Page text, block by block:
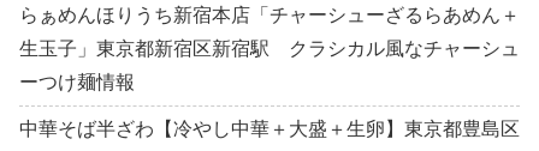
らぁめんほりうち新宿本店「チャーシューざるらあめん＋
生玉子」東京都新宿区新宿駅 クラシカル風なチャーシュ
ーつけ麺情報
中華そば半ざわ【冷やし中華＋大盛＋生卵】東京都豊島区